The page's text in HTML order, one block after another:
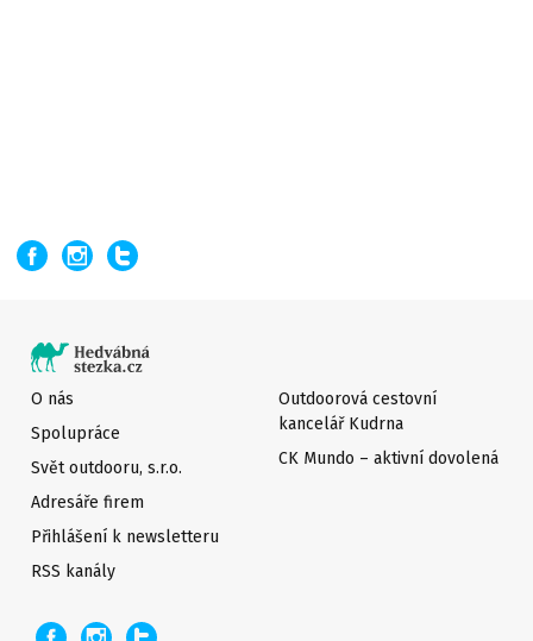
O nás
Spolupráce
Svět outdooru, s.r.o.
Adresáře firem
Přihlášení k newsletteru
Outdoorová cestovní
kancelář Kudrna
CK Mundo – aktivní dovolená
RSS kanály